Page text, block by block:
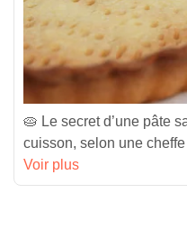
🥧 Le secret d’une pâte
cuisson, selon une
Voir plus